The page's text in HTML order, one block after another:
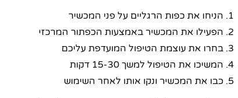
הניחו את כפות הרגליים על פני המכשיר
הפעילו את המכשיר באמצעות הכפתור המרכזי
בחרו את עוצמת הטיפול המועדפת עליכם
המשיכו את הטיפול למשך 15-30 דקות
כבו את המכשיר ונקו אותו לאחר השימוש